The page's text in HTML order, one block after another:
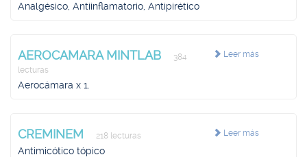
Analgésico, Antiinflamatorio, Antipirético
Leer más
AEROCAMARA MINTLAB
384
lecturas
Aerocámara x 1.
Leer más
CREMINEM 218 lecturas
Antimicótico tópico